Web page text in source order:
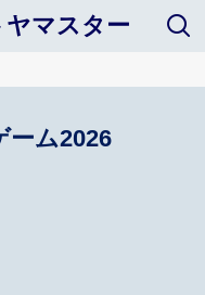
マスター
ーム2026